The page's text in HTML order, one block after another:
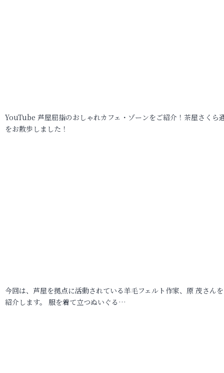
YouTube 芦屋屈指のおしゃれカフェ・ゾーンをご紹介！茶屋さくら
をお散歩しました！
今回は、芦屋を拠点に活動されている羊毛フェルト作家、原 茂さん
紹介します。 服を着て立つぬいぐる…